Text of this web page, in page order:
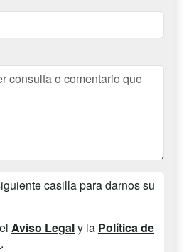
casilla para darnos su
Aviso Legaly la Política de
.